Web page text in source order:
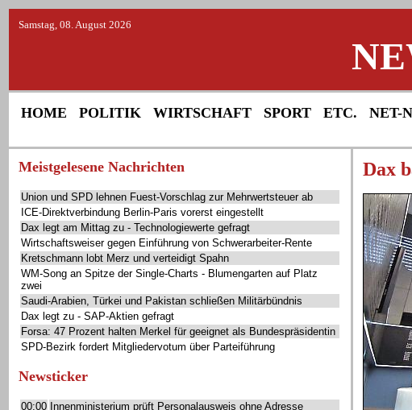
Samstag, 08. August 2026
HOME POLITIK WIRTSCHAFT SPORT ETC. NET-
Meistgelesene Nachrichten
Union und SPD lehnen Fuest-Vorschlag zur Mehrwertsteuer ab
ICE-Direktverbindung Berlin-Paris vorerst eingestellt
Dax legt am Mittag zu - Technologiewerte gefragt
Wirtschaftsweiser gegen Einführung von Schwerarbeiter-Rente
Kretschmann lobt Merz und verteidigt Spahn
WM-Song an Spitze der Single-Charts - Blumengarten auf Platz
zwei
Saudi-Arabien, Türkei und Pakistan schließen Militärbündnis
Dax legt zu - SAP-Aktien gefragt
Forsa: 47 Prozent halten Merkel für geeignet als Bundespräsidentin
SPD-Bezirk fordert Mitgliedervotum über Parteiführung
Newsticker
00:00 Innenministerium prüft Personalausweis ohne Adresse
Dax